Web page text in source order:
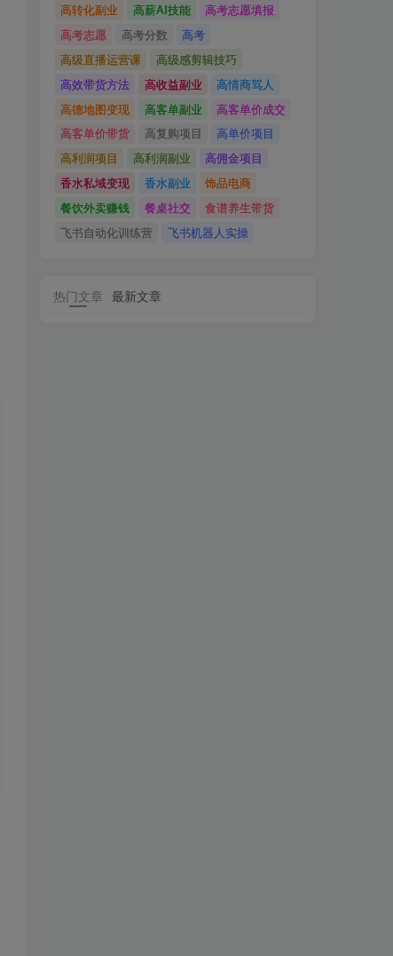
高转化副业
高薪AI技能
高考志愿填报
高考志愿
高考分数
高考
高级直播运营课
高级感剪辑技巧
高效带货方法
高收益副业
高情商骂人
高德地图变现
高客单副业
高客单价成交
高客单价带货
高复购项目
高单价项目
高利润项目
高利润副业
高佣金项目
香水私域变现
香水副业
饰品电商
餐饮外卖赚钱
餐桌社交
食谱养生带货
飞书自动化训练营
飞书机器人实操
热门文章 最新文章